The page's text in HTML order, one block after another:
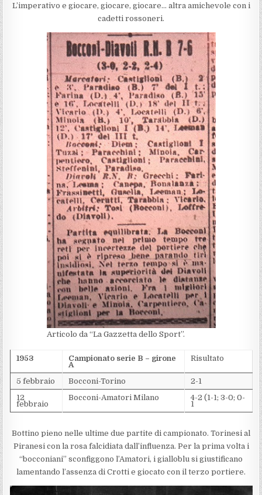
L’imperativo e giocare, giocare, giocare… altra amichevole con i
cadetti rossoneri.
Articolo da “La Gazzetta dello Sport”.
1953 Campionato serie B – girone
A
Risultato
5 febbraio Bocconi-Torino
2-1
12
febbraio
Bocconi-Amatori Milano 4-2 (1-1; 3-0; 0-
1
Bottino pieno nelle ultime due partite di campionato. Torinesi al
Piranesi con la rosa falcidiata dall’influenza. Per la prima volta i
“bocconiani” sconfiggono l’Amatori, i gialloblu si giustificano
lamentando l’assenza di Crotti e giocato con il terzo portiere.